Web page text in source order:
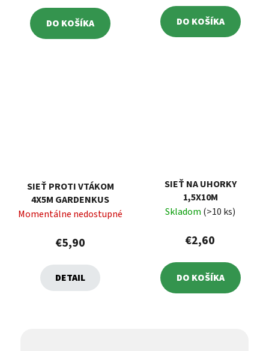
DO KOŠÍKA DO KOŠÍKA
SIEŤ PROTI VTÁKOM
4X5M GARDENKUS
Momentálne nedostupné
€5,90
DETAIL
SIEŤ NA UHORKY
1,5X10M
Skladom (>10 ks)
€2,60
DO KOŠÍKA